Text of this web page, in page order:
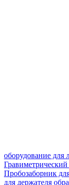
оборудование для
Пробозаборник
для держателя